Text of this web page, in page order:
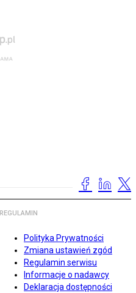
REGULAMIN
Polityka Prywatności
Zmiana ustawień zgód
Regulamin serwisu
Informacje o nadawcy
Deklaracja dostępności